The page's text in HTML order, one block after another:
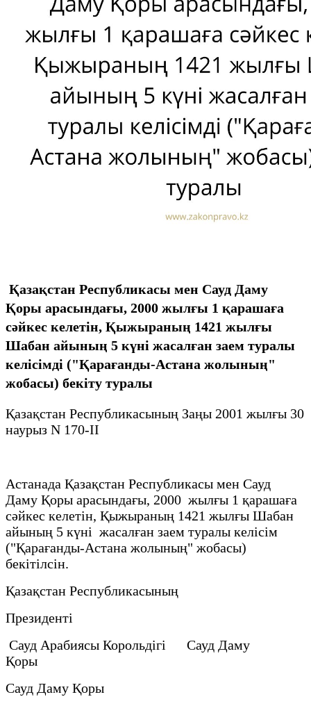
Қазақстан Республикасы мен Сауд Даму
Қоры арасындағы, 2000 жылғы 1 қарашаға
сәйкес келетін, Қыжыраның 1421 жылғы
Шабан айының 5 күні жасалған заем туралы
келісімді ("Қарағанды-Астана жолының"
жобасы) бекіту туралы
Қазақстан Республикасының Заңы 2001 жылғы 30
наурыз N 170-II
Астанада Қазақстан Республикасы мен Сауд
Даму Қоры арасындағы, 2000 жылғы 1 қарашаға
сәйкес келетін, Қыжыраның 1421 жылғы Шабан
айының 5 күні жасалған заем туралы келісім
("Қарағанды-Астана жолының" жобасы)
бекітілсін.
Қазақстан Республикасының
Президенті
Сауд Арабиясы Корольдігі Сауд Даму
Қоры
Сауд Даму Қоры